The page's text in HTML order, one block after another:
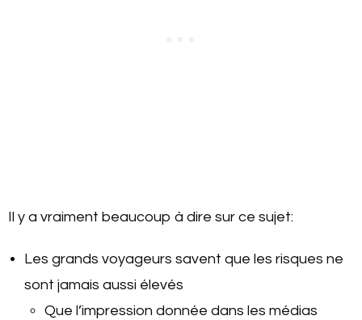
Il y a vraiment beaucoup à dire sur ce sujet:
Les grands voyageurs savent que les risques ne
sont jamais aussi élevés
Que l’impression donnée dans les médias